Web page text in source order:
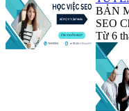
BẢN
SEO
Từ 6